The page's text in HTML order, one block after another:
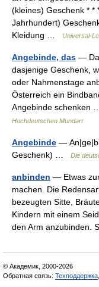
(kleines) Geschenk *
Jahrhundert)
Kleidung …
Universal-
Angebinde, das —
dasjenige Geschenk,
oder Nahmenstage
Österreich ein
Angebinde schenken
Hochdeutschen Mundart
Angebinde —
Geschenk) …
Die
anbinden — Etwas
machen. Die
bezeugten Sitte,
Kindern mit einem
den Arm
© Академик, 2000-2026
Обратная связь: Техподдержка